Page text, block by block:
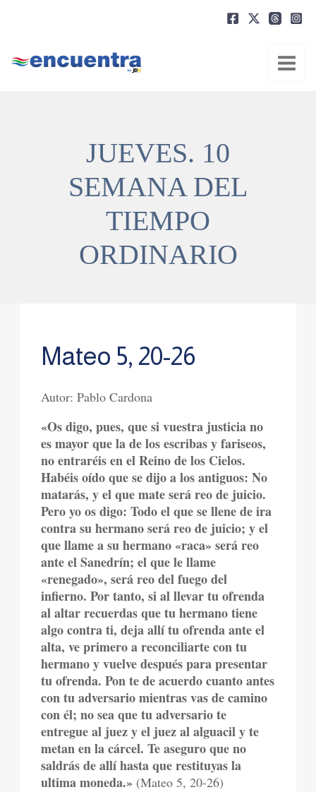
JUEVES. 10
SEMANA DEL
TIEMPO
ORDINARIO
Mateo 5, 20-26
Autor: Pablo Cardona
«Os digo, pues, que si vuestra justicia no
es mayor que la de los escribas y fariseos,
no entraréis en el Reino de los Cielos.
Habéis oído que se dijo a los antiguos: No
matarás, y el que mate será reo de juicio.
Pero yo os digo: Todo el que se llene de ira
contra su hermano será reo de juicio; y el
que llame a su hermano «raca» será reo
ante el Sanedrín; el que le llame
«renegado», será reo del fuego del
infierno. Por tanto, si al llevar tu ofrenda
al altar recuerdas que tu hermano tiene
algo contra ti, deja allí tu ofrenda ante el
alta, ve primero a reconciliarte con tu
hermano y vuelve después para presentar
tu ofrenda. Pon te de acuerdo cuanto antes
con tu adversario mientras vas de camino
con él; no sea que tu adversario te
entregue al juez y el juez al alguacil y te
metan en la cárcel. Te aseguro que no
saldrás de allí hasta que restituyas la
ultima moneda.» (Mateo 5, 20-26)